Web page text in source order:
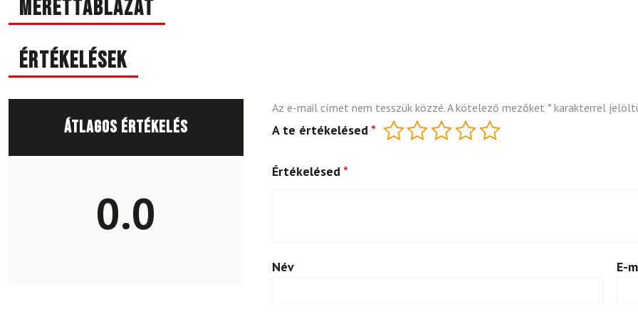
Mérettáblázat
Értékelések
Átlagos értékelés
0.0
Az e-mail címet nem tesszük közzé.A kötelező mezőket *karakterrel
A te értékelésed *
Értékelésed *
Név E-